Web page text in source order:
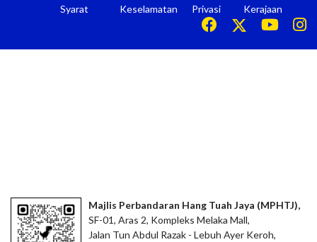
Syarat
Keselamatan
Privasi
Kerajaan
Majlis Perbandaran Hang Tuah Jaya (MPHTJ),
SF-01, Aras 2, Kompleks Melaka Mall,
Jalan Tun Abdul Razak - Lebuh Ayer Keroh,